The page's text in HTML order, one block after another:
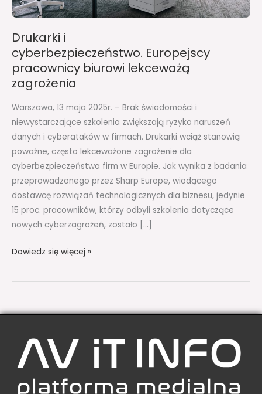
Drukarki i
cyberbezpieczeństwo. Europejscy
pracownicy biurowi lekceważą
zagrożenia
Warszawa, 13 maja 2025r. – Brak świadomości i
niewystarczające szkolenia zwiększają ryzyko naruszeń
danych i cyberataków w firmach. Drukarki wciąż stanowią
poważne, często lekceważone zagrożenie dla
cyberbezpieczeństwa firm w Europie. Jak wynika z badania
przeprowadzonego przez Sharp Europe, wiodącego
dostawcę rozwiązań technologicznych dla biznesu, jedynie
15 proc. pracowników, którzy odbyli szkolenia dotyczące
nowych cyberzagrożeń, zostało […]
Dowiedz się więcej »